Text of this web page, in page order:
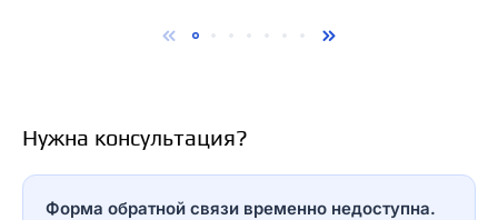
Нужна консультация?
Форма обратной связи временно недоступна.